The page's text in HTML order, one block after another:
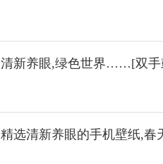
清新养眼,绿色世界……[双手
精选清新养眼的手机壁纸,春